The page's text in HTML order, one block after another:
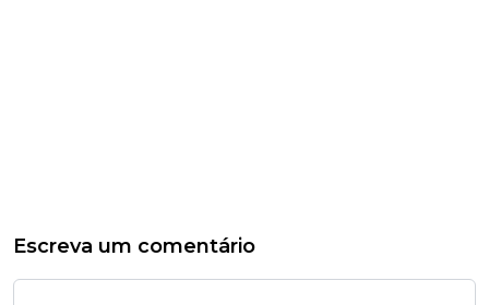
Escreva um comentário